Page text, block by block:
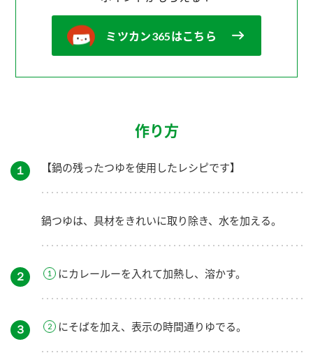
ミツカン365はこちら
作り方
１ 【鍋の残ったつゆを使用したレシピです】
鍋つゆは、具材をきれいに取り除き、水を加える。
２ にカレールーを入れて加熱し、溶かす。
３ にそばを加え、表示の時間通りゆでる。